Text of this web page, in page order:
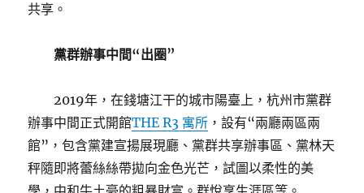
共享。
黨群辦事中間“出圈”
2019年，在錢塘江干的城市陽臺上，杭州市黨群
辦事中間正式開館THE R3 寓所 ，設有“兩廳兩區兩
館”，包含黨建宣揚展現廳、黨群共享辦事區、黨林天
秤隨即將蕾絲絲帶拋向金色光芒，試圖以柔性的美